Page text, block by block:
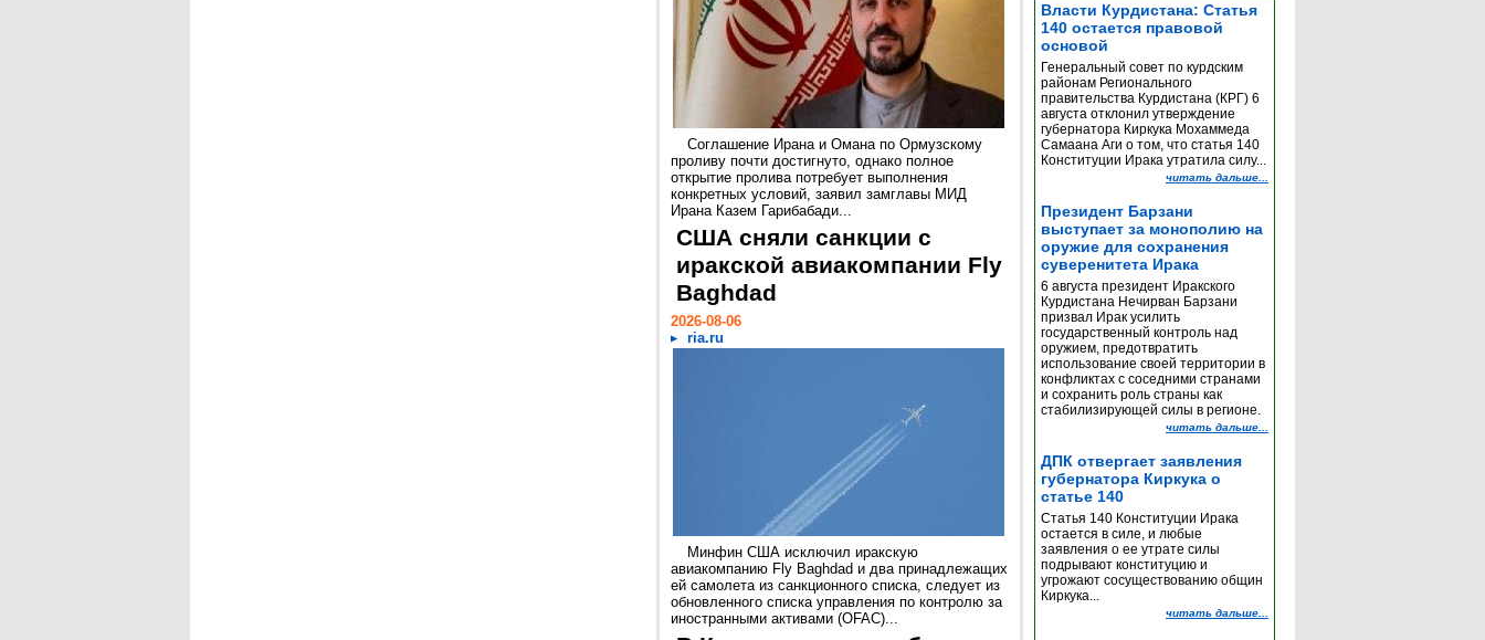
Соглашение Ирана и Омана по Ормузскому
проливу почти достигнуто, однако полное
открытие пролива потребует выполнения
конкретных условий, заявил замглавы МИД
Ирана Казем Гарибабади...
США сняли санкции с
иракской авиакомпании Fly
Baghdad
2026-08-06
ria.ru
Минфин США исключил иракскую
авиакомпанию Fly Baghdad и два принадлежащих
ей самолета из санкционного списка, следует из
обновленного списка управления по контролю за
иностранными активами (OFAC)...
Власти Курдистана: Статья
140 остается правовой
основой
Генеральный совет по курдским
районам Регионального
правительства Курдистана (КРГ) 6
августа отклонил утверждение
губернатора Киркука Мохаммеда
Самаана Аги о том, что статья 140
Конституции Ирака утратила силу...
читать дальше...
Президент Барзани
выступает за монополию на
оружие для сохранения
суверенитета Ирака
6 августа президент Иракского
Курдистана Нечирван Барзани
призвал Ирак усилить
государственный контроль над
оружием, предотвратить
использование своей территории в
конфликтах с соседними странами
и сохранить роль страны как
стабилизирующей силы в регионе.
читать дальше...
ДПК отвергает заявления
губернатора Киркука о
статье 140
Статья 140 Конституции Ирака
остается в силе, и любые
заявления о ее утрате силы
подрывают конституцию и
угрожают сосуществованию общин
Киркука...
читать дальше...